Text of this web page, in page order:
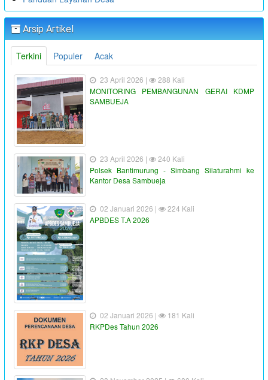
Arsip Artikel
Terkini Populer Acak
23 April 2026 |
288 Kali
MONITORING PEMBANGUNAN GERAI KDMP
SAMBUEJA
23 April 2026 |
240 Kali
Polsek Bantimurung - Simbang Silaturahmi ke
Kantor Desa Sambueja
02 Januari 2026 |
224 Kali
APBDES T.A 2026
02 Januari 2026 |
181 Kali
RKPDes Tahun 2026